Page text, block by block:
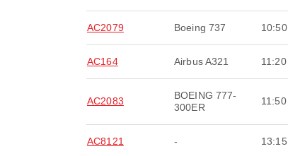
AC2079 Boeing 737 10:50
AC164 Airbus A321 11:20
AC2083
BOEING 777-
300ER
11:50
AC8121 - 13:15